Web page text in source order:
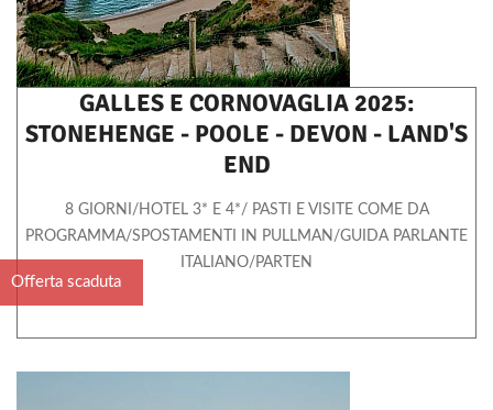
Offerta scaduta
GALLES E CORNOVAGLIA 2025:
STONEHENGE - POOLE - DEVON - LAND'S
END
8 GIORNI/HOTEL 3* E 4*/ PASTI E VISITE COME DA
PROGRAMMA/SPOSTAMENTI IN PULLMAN/GUIDA PARLANTE
ITALIANO/PARTEN